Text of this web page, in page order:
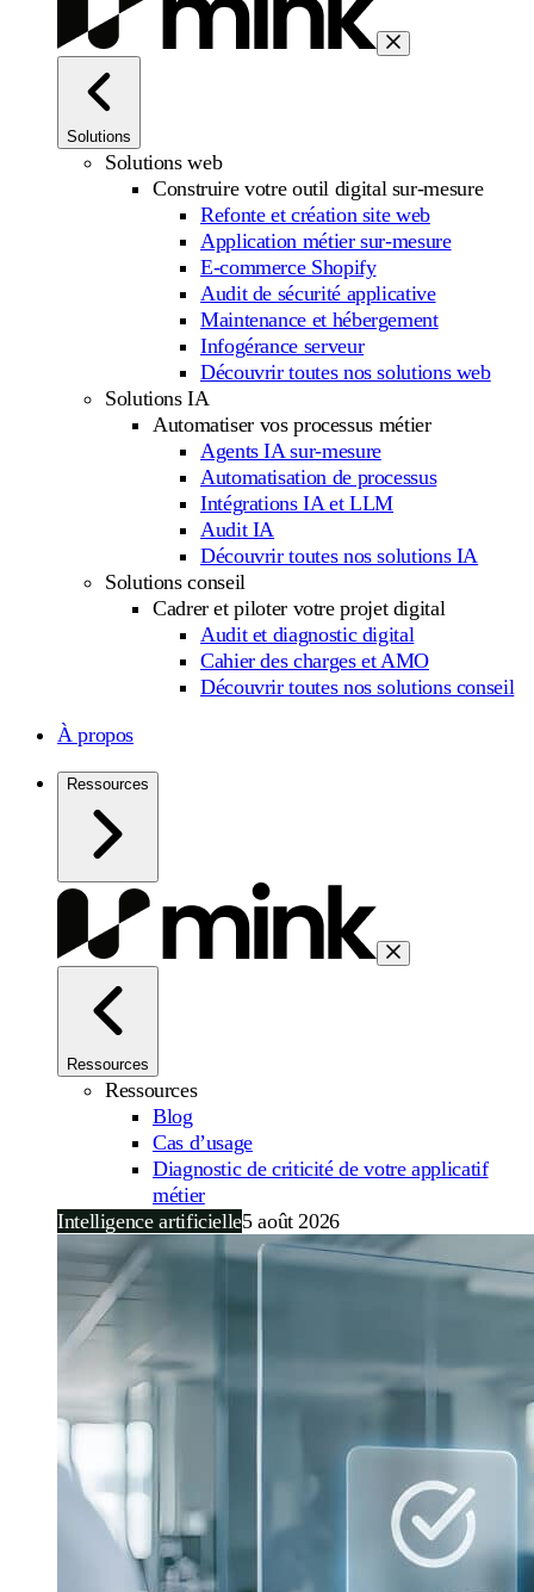
Solutions
Solutions web
Construire votre outil digital sur-mesure
Refonte et création site web
Application métier sur-mesure
E-commerce Shopify
Audit de sécurité applicative
Maintenance et hébergement
Infogérance serveur
Découvrir toutes nos solutions web
Solutions IA
Automatiser vos processus métier
Agents IA sur-mesure
Automatisation de processus
Intégrations IA et LLM
Audit IA
Découvrir toutes nos solutions IA
Solutions conseil
Cadrer et piloter votre projet digital
Audit et diagnostic digital
Cahier des charges et AMO
Découvrir toutes nos solutions conseil
À propos
Ressources
Ressources
Ressources
Blog
Cas d’usage
Diagnostic de criticité de votre applicatif
métier
Intelligence artificielle5 août 2026